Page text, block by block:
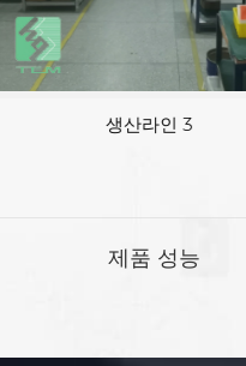
생산라인 3
제품 성능